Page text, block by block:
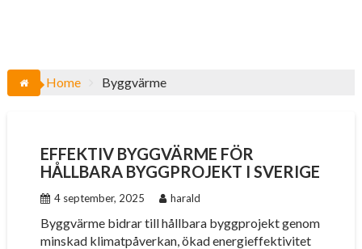
Home Byggvärme
EFFEKTIV BYGGVÄRME FÖR
HÅLLBARA BYGGPROJEKT I SVERIGE
4 september, 2025 harald
Byggvärme bidrar till hållbara byggprojekt genom
minskad klimatpåverkan, ökad energieffektivitet